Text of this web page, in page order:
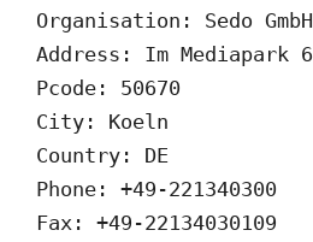
Organisation: Sedo GmbH
Address: Im Mediapark 6
Pcode: 50670
City: Koeln
Country: DE
Phone: +49-221340300
Fax: +49-22134030109